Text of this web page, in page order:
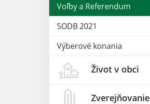
Voľby a Referendum
SODB 2021
Výberové konania
Život v obci
Zverejňovanie